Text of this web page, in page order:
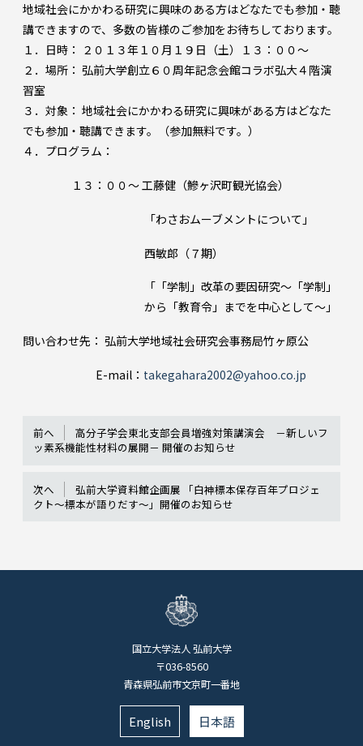
地域社会にかかわる研究に興味のある方はどなたでも参加・聴
講できますので、多数の皆様のご参加をお待ちしております。
１．日時： ２０１３年１０月１９日（土）１３：００～
２．場所： 弘前大学創立６０周年記念会館コラボ弘大４階演
習室
３．対象： 地域社会にかかわる研究に興味がある方はどなた
でも参加・聴講できます。（参加無料です。）
４．プログラム：
１３：００～ 工藤健（鰺ヶ沢町観光協会）
「わさおムーブメントについて」
西敏郎（７期）
「「学制」改革の要因研究～「学制」
から「教育令」までを中心として～」
問い合わせ先： 弘前大学地域社会研究会事務局竹ヶ原公
E-mail： takegahara2002@yahoo.co.jp
前へ
高分子学会東北支部会員増強対策講演会 －新しいフ
ッ素系機能性材料の展開－ 開催のお知らせ
次へ
弘前大学資料館企画展 「白神標本保存百年プロジェ
クト～標本が語りだす～」開催のお知らせ
国立大学法人 弘前大学
〒036-8560
青森県弘前市文京町一番地
English 日本語